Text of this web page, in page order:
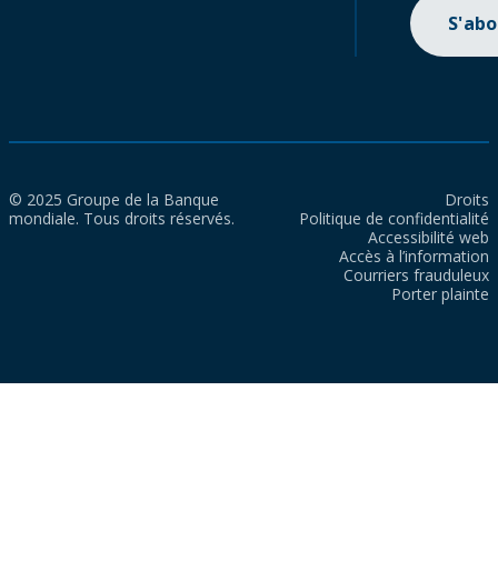
© 2025 Groupe de la Banque
mondiale. Tous droits réservés.
Droits
Politique de confidentialité
Accessibilité web
Accès à l’information
Courriers frauduleux
Porter plainte